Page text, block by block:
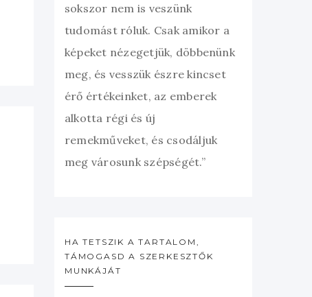
sokszor nem is veszünk
tudomást róluk. Csak amikor a
képeket nézegetjük, döbbenünk
meg, és vesszük észre kincset
érő értékeinket, az emberek
alkotta régi és új
remekműveket, és csodáljuk
meg városunk szépségét.”
HA TETSZIK A TARTALOM,
TÁMOGASD A SZERKESZTŐK
MUNKÁJÁT